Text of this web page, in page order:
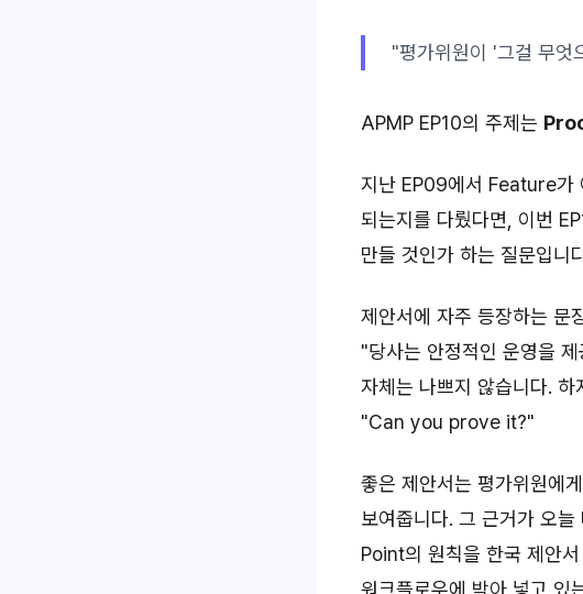
"평가위원이 '그걸 무엇
APMP EP10의 주제는
지난 EP09에서 Feature
되는지를 다뤘다면, 이번
만들 것인가 하는 질문입니
제안서에 자주 등장하는 문
"당사는 안정적인 운영을
자체는 나쁘지 않습니다.
"Can you prove it?"
좋은 제안서는 평가위원에게
보여줍니다. 그 근거가 오늘
Point의 원칙을 한국 제안
워크플로우에 박아 넣고 있